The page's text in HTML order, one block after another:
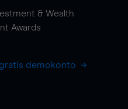
& Wealth
Awards
demokonto